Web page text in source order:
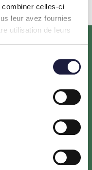
combiner celles-ci
leur avez fournies
utilisation de leurs
renouvelables,
maîtres d’ouvrage
énergétique des